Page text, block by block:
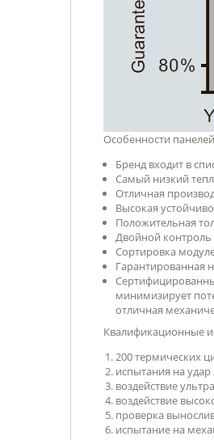
Особенности панелей
Бренд входит в
Самый низкий
Отличная
Высокая
Положительная
Двойной контроль
Сортировка
Гарантированная
минимизирует
отличная
Квалификационные
200 термических
испытания на
воздействие
воздействие
проверка
испытание на